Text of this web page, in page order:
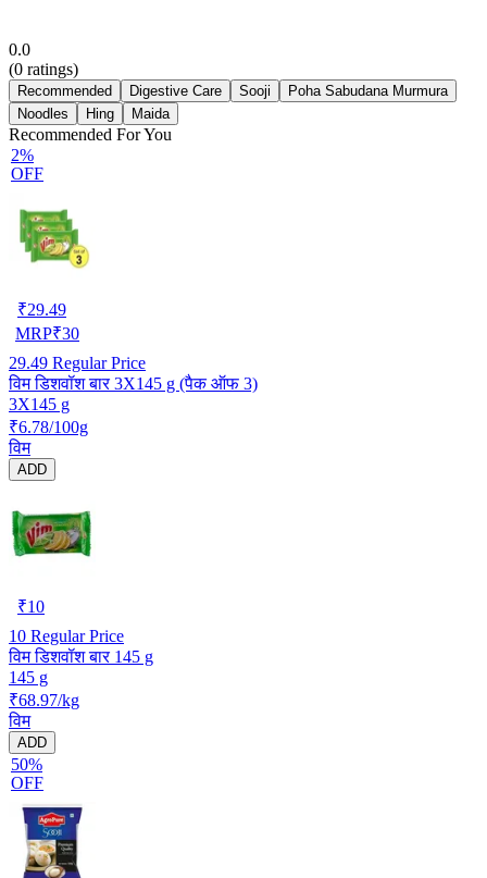
0.0
(0 ratings)
Recommended Digestive Care Sooji
Poha Sabudana Murmura
Noodles
Hing Maida
Recommended For You
2%
OFF
₹29.49
MRP₹30
29.49 Regular Price
विम डिशवॉश बार 3X145 g (पैक ऑफ 3)
3X145 g
₹6.78/100g
विम
ADD
₹10
10 Regular Price
विम डिशवॉश बार 145 g
145 g
₹68.97/kg
विम
ADD
50%
OFF